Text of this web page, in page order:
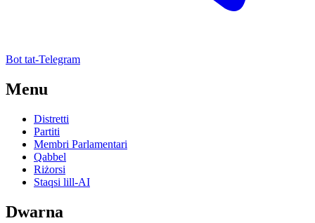
Bot tat-Telegram
Menu
Distretti
Partiti
Membri Parlamentari
Qabbel
Riżorsi
Staqsi lill-AI
Dwarna